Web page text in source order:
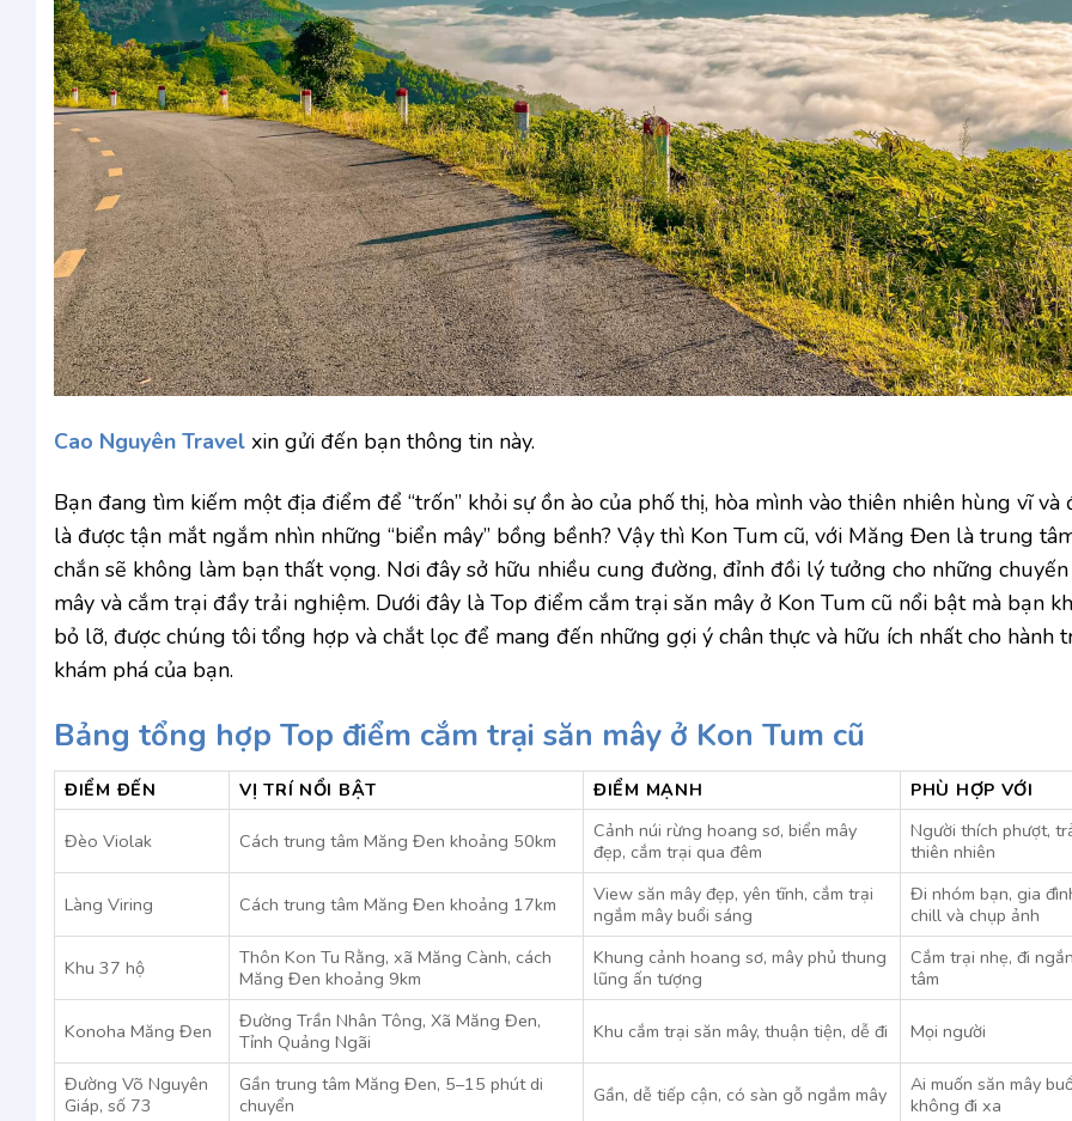
Cao Nguyên Travel xin gửi đến bạn thông tin này.
Bạn đang tìm kiếm một địa điểm để “trốn” khỏi sự ồn ào của phố thị, hòa mình vào thiên nhiên hùng vĩ và
là được tận mắt ngắm nhìn những “biển mây” bồng bềnh? Vậy thì Kon Tum cũ, với Măng Đen là trung
chắn sẽ không làm bạn thất vọng. Nơi đây sở hữu nhiều cung đường, đỉnh đồi lý tưởng cho những
mây và cắm trại đầy trải nghiệm. Dưới đây là Top điểm cắm trại săn mây ở Kon Tum cũ nổi bật mà bạn
bỏ lỡ, được chúng tôi tổng hợp và chắt lọc để mang đến những gợi ý chân thực và hữu ích nhất cho hành
khám phá của bạn.
Bảng tổng hợp Top điểm cắm trại săn mây ở Kon Tum cũ
ĐIỂM ĐẾN VỊ TRÍ NỔI BẬT ĐIỂM MẠNH PHÙ HỢP VỚI
Đèo Violak Cách trung tâm Măng Đen khoảng 50km
Cảnh núi rừng hoang sơ, biển mây
đẹp, cắm trại qua đêm
Người thích phượt,
thiên nhiên
Làng Viring Cách trung tâm Măng Đen khoảng 17km
View săn mây đẹp, yên tĩnh, cắm trại
ngắm mây buổi sáng
Đi nhóm bạn, gia
chill và chụp ảnh
Khu 37 hộ
Thôn Kon Tu Rằng, xã Măng Cành, cách
Măng Đen khoảng 9km
Khung cảnh hoang sơ, mây phủ thung
lũng ấn tượng
Cắm trại nhẹ, đi
tâm
Konoha Măng Đen
Đường Trần Nhân Tông, Xã Măng Đen,
Tỉnh Quảng Ngãi
Khu cắm trại săn mây, thuận tiện, dễ đi Mọi người
Đường Võ Nguyên
Giáp, số 73
Gần trung tâm Măng Đen, 5–15 phút di
chuyển
Gần, dễ tiếp cận, có sàn gỗ ngắm mây
Ai muốn săn mây
không đi xa